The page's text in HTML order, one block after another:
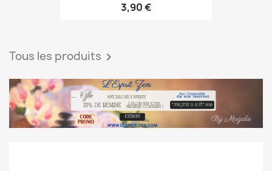
3,90 €
Tous les produits 